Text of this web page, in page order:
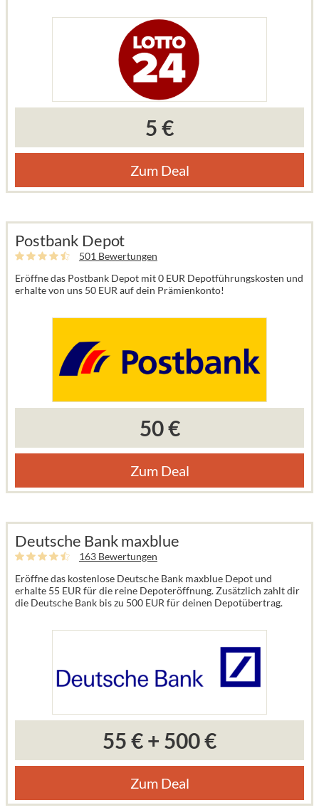
5 €
Zum Deal
Postbank Depot
501 Bewertungen
Eröffne das Postbank Depot mit 0 EUR Depotführungskosten und
erhalte von uns 50 EUR auf dein Prämienkonto!
50 €
Zum Deal
Deutsche Bank maxblue
163 Bewertungen
Eröffne das kostenlose Deutsche Bank maxblue Depot und
erhalte 55 EUR für die reine Depoteröffnung. Zusätzlich zahlt dir
die Deutsche Bank bis zu 500 EUR für deinen Depotübertrag.
55 €+ 500 €
Zum Deal